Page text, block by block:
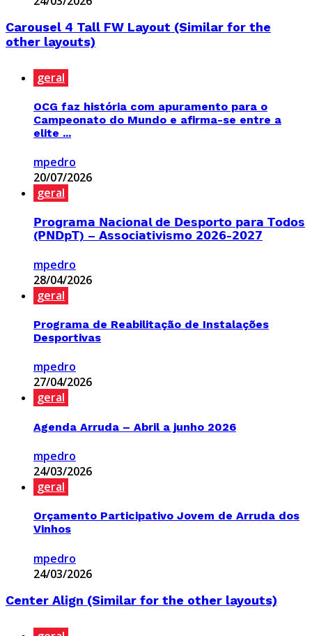
Carousel 4 Tall FW Layout (Similar for the
other layouts)
geral
OCG faz história com apuramento para o
Campeonato do Mundo e afirma-se entre a
elite ...
mpedro
20/07/2026
geral
𝗣𝗿𝗼𝗴𝗿𝗮𝗺𝗮 𝗡𝗮𝗰𝗶𝗼𝗻𝗮𝗹 𝗱𝗲 𝗗𝗲𝘀𝗽𝗼𝗿𝘁𝗼 𝗽𝗮𝗿𝗮 𝗧𝗼𝗱𝗼𝘀
(𝗣𝗡𝗗𝗽𝗧) – 𝗔𝘀𝘀𝗼𝗰𝗶𝗮𝘁𝗶𝘃𝗶𝘀𝗺𝗼 𝟮𝟬𝟮𝟲-𝟮𝟬𝟮𝟳
mpedro
28/04/2026
geral
Programa de Reabilitação de Instalações
Desportivas
mpedro
27/04/2026
geral
Agenda Arruda – Abril a junho 2026
mpedro
24/03/2026
geral
Orçamento Participativo Jovem de Arruda dos
Vinhos
mpedro
24/03/2026
Center Align (Similar for the other layouts)